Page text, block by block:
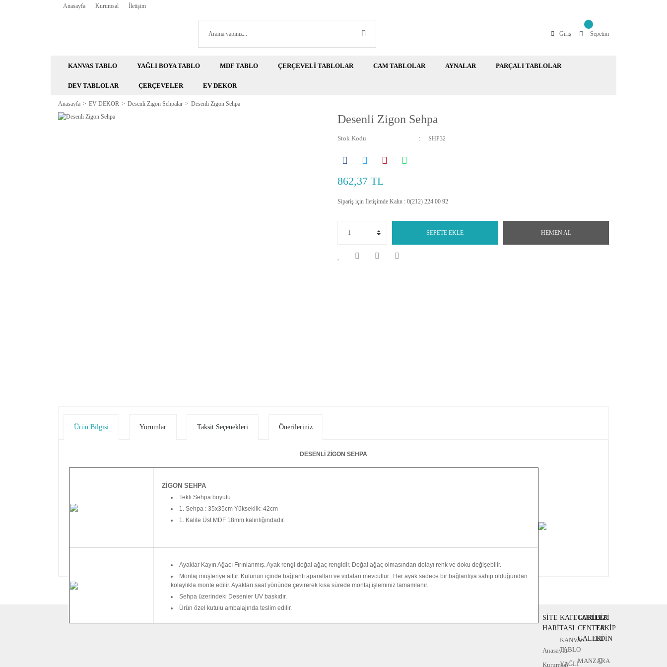
Anasayfa Kurumsal İletişim
Giriş Sepetim
KANVAS TABLO YAĞLI BOYA TABLO MDF TABLO ÇERÇEVELİ TABLOLAR CAM TABLOLAR AYNALAR PARÇALI TABLOLAR
DEV TABLOLAR ÇERÇEVELER EV DEKOR
Anasayfa EV DEKOR Desenli Zigon Sehpalar Desenli Zigon Sehpa
Desenli Zigon Sehpa
Stok Kodu SHP32
862,37 TL
Sipariş için İletişimde Kalın : 0(212) 224 00 92
SEPETE EKLE HEMEN AL
Ürün Bilgisi Yorumlar Taksit Seçenekleri Önerileriniz
DESENLİ ZİGON SEHPA
ZİGON SEHPA
Tekli Sehpa boyutu
1. Sehpa : 35x35cm Yükseklik: 42cm
1. Kalite Üst MDF 18mm kalınlığındadır.
Ayaklar Kayın Ağacı Fırınlanmış. Ayak rengi doğal ağaç rengidir. Doğal ağaç olmasından dolayı renk ve doku değişebilir.
Montaj müşteriye aittir. Kutunun içinde bağlantı aparatları ve vidaları mevcuttur. Her ayak sadece bir bağlantıya sahip olduğundan
kolaylıkla monte edilir. Ayakları saat yönünde çevirerek kısa sürede montaj işleminiz tamamlanır.
Sehpa üzerindeki Desenler UV baskıdır.
Ürün özel kutulu ambalajında teslim edilir.
SİTE
HARİTASI
Anasayfa
Kurumsal
KATEGORİLER
KANVAS
TABLO
YAĞLI
TABLO
CENTER
GALERİ
MANZARA
BİZİ
TAKİP
EDİN